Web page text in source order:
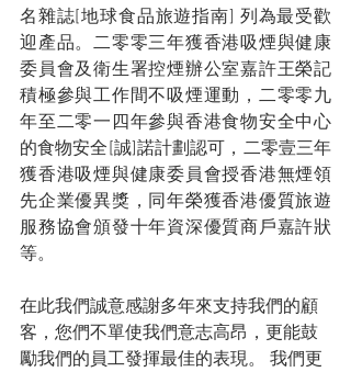
名雜誌[地球食品旅遊指南] 列為最受歡
迎產品。二零零三年獲香港吸煙與健康
委員會及衛生署控煙辦公室嘉許王榮記
積極參與工作間不吸煙運動，二零零九
年至二零一四年參與香港食物安全中心
的食物安全[誠]諾計劃認可，二零壹三年
獲香港吸煙與健康委員會授香港無煙領
先企業優異獎，同年榮獲香港優質旅遊
服務協會頒發十年資深優質商戶嘉許狀
等。
在此我們誠意感謝多年來支持我們的顧
客，您們不單使我們意志高昂，更能鼓
勵我們的員工發揮最佳的表現。 我們更